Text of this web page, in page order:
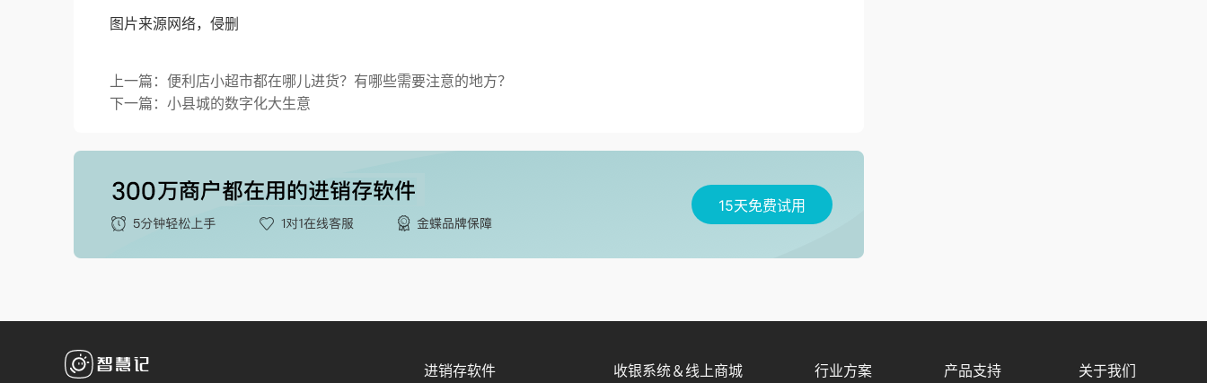
图片来源网络，侵删
上一篇：便利店小超市都在哪儿进货？有哪些需要注意的地方？
下一篇：小县城的数字化大生意
15天免费试用
进销存软件 收银系统＆线上商城 行业方案 产品支持 关于我们